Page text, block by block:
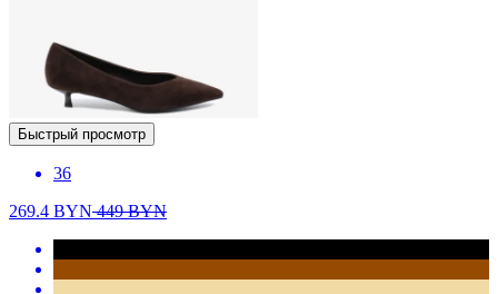
Быстрый просмотр
36
269.4 BYN449BYN